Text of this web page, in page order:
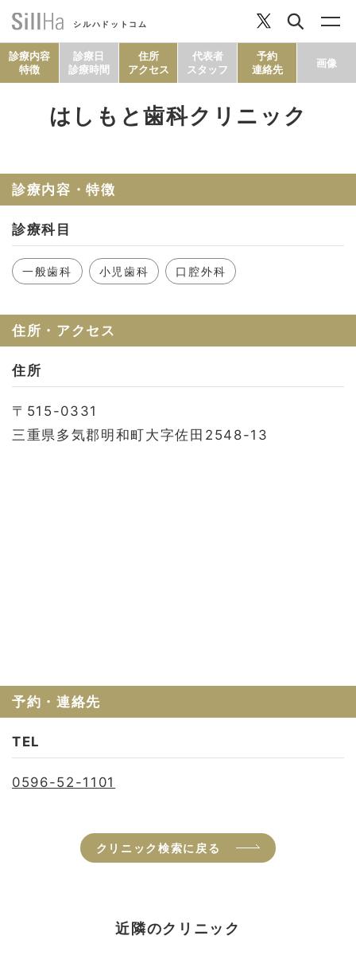
シルハドットコム
セルフチェック
診療内容
特徴
診療日
診療時間
住所
アクセス
代表者
スタッフ
予約
連絡先
画像
はしもと歯科クリニック
診療内容・特徴
診療科目
一般歯科 小児歯科 口腔外科
住所・アクセス
住所
〒515-0331
三重県多気郡明和町大字佐田2548-13
予約・連絡先
TEL
0596-52-1101
クリニック検索に戻る
近隣のクリニック